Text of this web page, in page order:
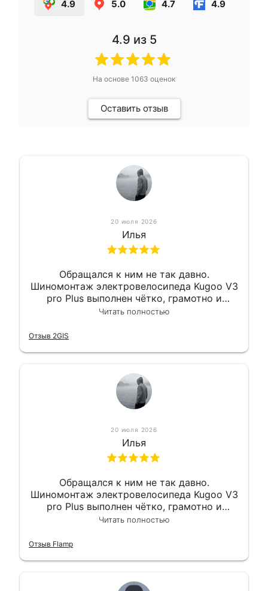
4.9 5.0 4.7 4.9
4.9 из 5
На основе 1063 оценок
Оставить отзыв
20 июля 2026
Илья
Обращался к ним не так давно.
Шиномонтаж электровелосипеда Kugoo V3
pro Plus выполнен чётко, грамотно и
квалифицированно. Всё сделано
Читать полностью
Отзыв 2GIS
20 июля 2026
Илья
Обращался к ним не так давно.
Шиномонтаж электровелосипеда Kugoo V3
pro Plus выполнен чётко, грамотно и
квалифицированно. Всё сделано
Читать полностью
Отзыв Flamp